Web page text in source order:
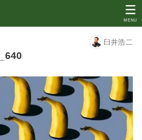
MENU
臼井浩二